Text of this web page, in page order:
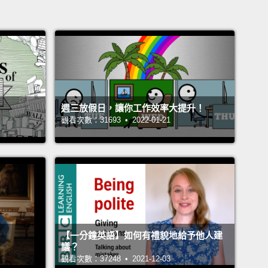
週三放假日，讓你工作效率大提升！
觀看次數：31693 • 2022-01-21
【一分鐘英語】如何有禮貌地給予他人建
議？
觀看次數：37248 • 2021-12-03